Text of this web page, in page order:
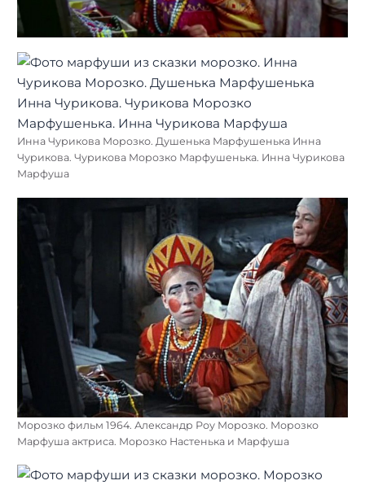
Инна Чурикова Морозко. Душенька Марфушенька Инна
Чурикова. Чурикова Морозко Марфушенька. Инна Чурикова
Марфуша
Морозко фильм 1964. Александр Роу Морозко. Морозко
Марфуша актриса. Морозко Настенька и Марфуша